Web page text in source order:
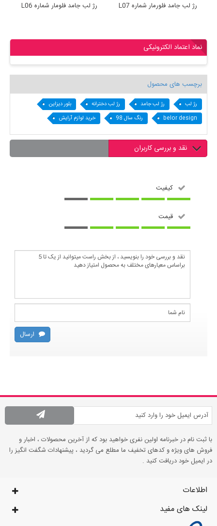
رژ لب جامد فلومار شماره L06 رژ لب جامد فلورمار شماره L07
نماد اعتماد الکترونیکی
برچسب های محصول
رژ لب رژ لب جامد رژ لب دخترانه
بلور دیزاین
belor design
رنگ سال 98 خرید لوازم آرایش
نقد و بررسی کاربران
کیفیت
قیمت
ارسال
با ثبت نام در خبرنامه اولین نفری خواهید بود که از آخرین محصولات ، اخبار و
فروش های ویژه و کدهای تخفیف ما مطلع می گردید ، پیشنهادات شگفت انگیز را
در ایمیل خود دریافت کنید .
اطلاعات
لینک های مفید